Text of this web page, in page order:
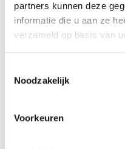
partners kunnen deze
informatie die u aan ze
verzameld op basis van
Noodzakelijk
Voorkeuren